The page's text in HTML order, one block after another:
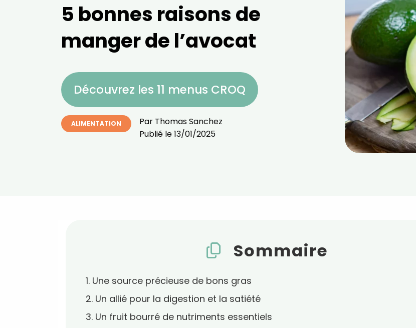
5 bonnes raisons de
manger de l’avocat
Découvrez les 11 menus CROQ
ALIMENTATION Par Thomas Sanchez
Publié le13/01/2025
Sommaire
1. Une source précieuse de bons gras
2. Un allié pour la digestion et la satiété
3. Un fruit bourré de nutriments essentiels